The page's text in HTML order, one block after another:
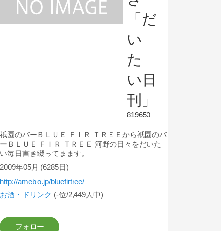
「だ
い
た
い日
刊」
819650
祇園のバーＢＬＵＥ ＦＩＲ ＴＲＥＥから祇園のバ
ーＢＬＵＥ ＦＩＲ ＴＲＥＥ 河野の日々をだいた
い毎日書き綴ってまます。
2009年05月 (6285日)
http://ameblo.jp/bluefirtree/
お酒・ドリンク (-位/2,449人中)